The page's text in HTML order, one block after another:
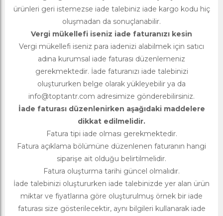
ürünleri geri istemezse iade talebiniz iade kargo kodu hiç
oluşmadan da sonuçlanabilir.
Vergi mükellefi iseniz iade faturanızı kesin
Vergi mükellefi iseniz para iadenizi alabilmek için satıcı
adına kurumsal iade faturası düzenlemeniz
gerekmektedir. İade faturanızı iade talebinizi
oluştururken belge olarak yükleyebilir ya da
info@toptantr.com adresimize gönderebilirsiniz.
İade faturası düzenlenirken aşağıdaki maddelere
dikkat edilmelidir.
Fatura tipi iade olması gerekmektedir.
Fatura açıklama bölümüne düzenlenen faturanın hangi
siparişe ait olduğu belirtilmelidir.
Fatura oluşturma tarihi güncel olmalıdır.
İade talebinizi oluştururken iade talebinizde yer alan ürün
miktar ve fiyatlarına göre oluşturulmuş örnek bir iade
faturası size gösterilecektir, aynı bilgileri kullanarak iade